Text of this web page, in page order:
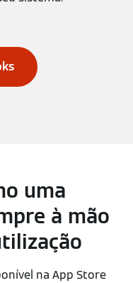
uma
à mão
na App Store